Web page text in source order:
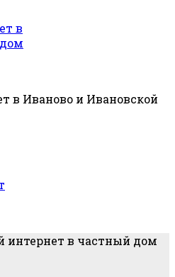
в Иваново и Ивановской
интернет в частный дом